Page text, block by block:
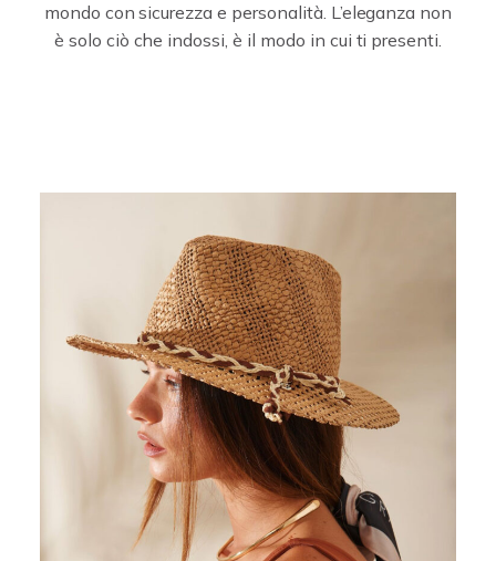
mondo con sicurezza e personalità. L’eleganza non
è solo ciò che indossi, è il modo in cui ti presenti.